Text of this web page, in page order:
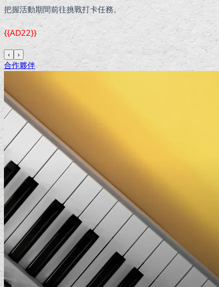
把握活動期間前往挑戰打卡任務。
{{AD22}}
‹ ›
合作夥伴